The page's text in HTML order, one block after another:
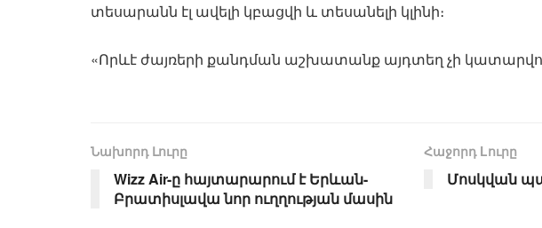
տեսարանն էլ ավելի կբացվի և տեսանելի կլինի։
«Որևէ ժայռերի քանդման աշխատանք այդտեղ չի
Նախորդ Լուրը
Wizz Air-ը հայտարարում է Երևան-
Բրատիսլավա նոր ուղղության մասին
Հաջորդ Lուրը
Մոսկվան